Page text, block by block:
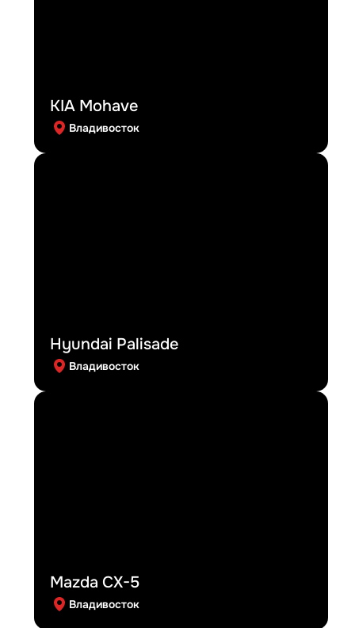
KIA Mohave
Владивосток
Hyundai Palisade
Владивосток
Mazda CX-5
Владивосток